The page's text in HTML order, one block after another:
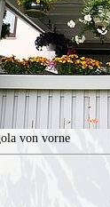
von vorne